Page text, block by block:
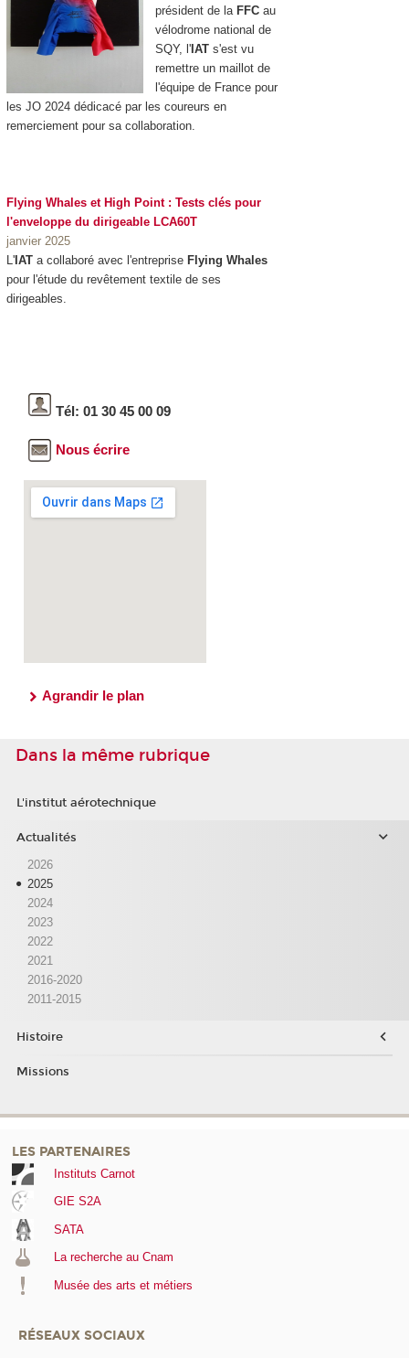
président de laFFCau
vélodrome national de
SQY, l'IATs'est vu
remettre un maillot de
l'équipe de France pour
les JO 2024 dédicacé par les coureurs en
remerciement pour sa collaboration.
Flying Whales et High Point : Tests clés pour
l'enveloppe du dirigeable LCA60T
janvier 2025
L'IATa collaboré avec l'entreprise Flying Whales
pour l'étude du revêtement textile de ses
dirigeables.
Tél: 01 30 45 00 09
Nous écrire
Agrandir le plan
Dans la même rubrique
L'institut aérotechnique
Actualités
2026
2025
2024
2023
2022
2021
2016-2020
2011-2015
Histoire
Missions
LES PARTENAIRES
Instituts Carnot
GIE S2A
SATA
La recherche au Cnam
Musée des arts et métiers
RÉSEAUX SOCIAUX